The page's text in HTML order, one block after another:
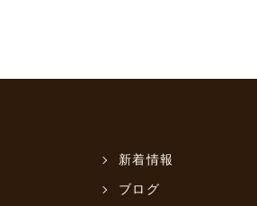
新着情報
ブログ